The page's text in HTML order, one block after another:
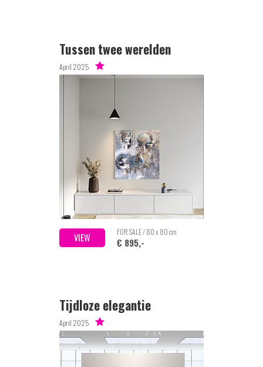
Tussen twee werelden
April 2025
VIEW FOR SALE / 80 x 80 cm
€ 895,-
Tijdloze elegantie
April 2025